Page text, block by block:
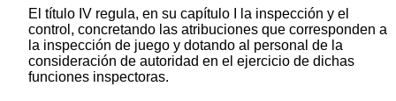
El título IV regula, en su capítulo I la inspección y el
control, concretando las atribuciones que corresponden a
la inspección de juego y dotando al personal de la
consideración de autoridad en el ejercicio de dichas
funciones inspectoras.